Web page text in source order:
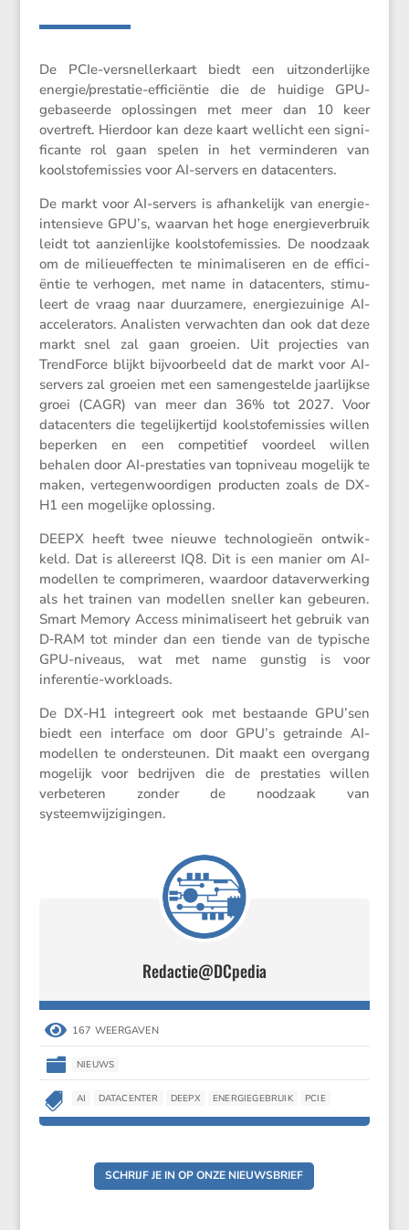
De PCIe-versnel­ler­kaart biedt een uitzon­der­lijke
energie/­pres­tatie-effici­ëntie die de huidige GPU-
gebaseerde oplos­singen met meer dan 10 keer
overtreft. Hierdoor kan deze kaart wellicht een signi­
fi­cante rol gaan spelen in het vermin­deren van
koolstofe­mis­sies voor AI-servers en datacenters.
De markt voor AI-servers is afhan­ke­lijk van energie-
inten­sieve GPU’s, waarvan het hoge energie­ver­bruik
leidt tot aanzien­lijke koolstofe­mis­sies. De noodzaak
om de milieu­ef­fecten te minima­li­seren en de effici­
ëntie te verhogen, met name in datacen­ters, stimu­
leert de vraag naar duurza­mere, energie­zui­nige AI-
accele­ra­tors. Analisten verwachten dan ook dat deze
markt snel zal gaan groeien. Uit projec­ties van
Trend­Force blijkt bijvoor­beeld dat de markt voor AI-
servers zal groeien met een samen­ge­stelde jaarlijkse
groei (CAGR) van meer dan 36% tot 2027. Voor
datacen­ters die tegelij­ker­tijd koolstofe­mis­sies willen
beperken en een compe­ti­tief voordeel willen
behalen door AI-presta­ties van topni­veau mogelijk te
maken, verte­gen­woor­digen producten zoals de DX-
H1 een mogelijke oplossing.
DEEPX heeft twee nieuwe techno­lo­gieën ontwik­
keld. Dat is aller­eerst IQ8. Dit is een manier om AI-
modellen te compri­meren, waardoor dataver­wer­king
als het trainen van modellen sneller kan gebeuren.
Smart Memory Access minima­li­seert het gebruik van
D‑RAM tot minder dan een tiende van de typische
GPU-niveaus, wat met name gunstig is voor
inferentie-workloads.
De DX-H1 integreert ook met bestaande GPU’sen
biedt een inter­face om door GPU’s getrainde AI-
modellen te onder­steunen. Dit maakt een overgang
mogelijk voor bedrijven die de presta­ties willen
verbe­teren zonder de noodzaak van
systeemwijzigingen.
Redactie@DCpedia
 167 WEERGAVEN
 NIEUWS
 AI DATACENTER DEEPX ENERGIEGEBRUIK PCIE
SCHRIJF JE IN OP ONZE NIEUWSBRIEF